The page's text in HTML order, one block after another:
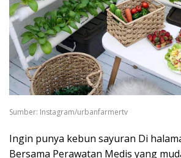
Sumber: Instagram/urbanfarmertv
Ingin punya kebun sayuran Di
Bersama Perawatan Medis yang